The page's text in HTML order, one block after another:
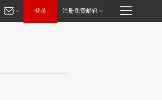
登录 注册免费邮箱